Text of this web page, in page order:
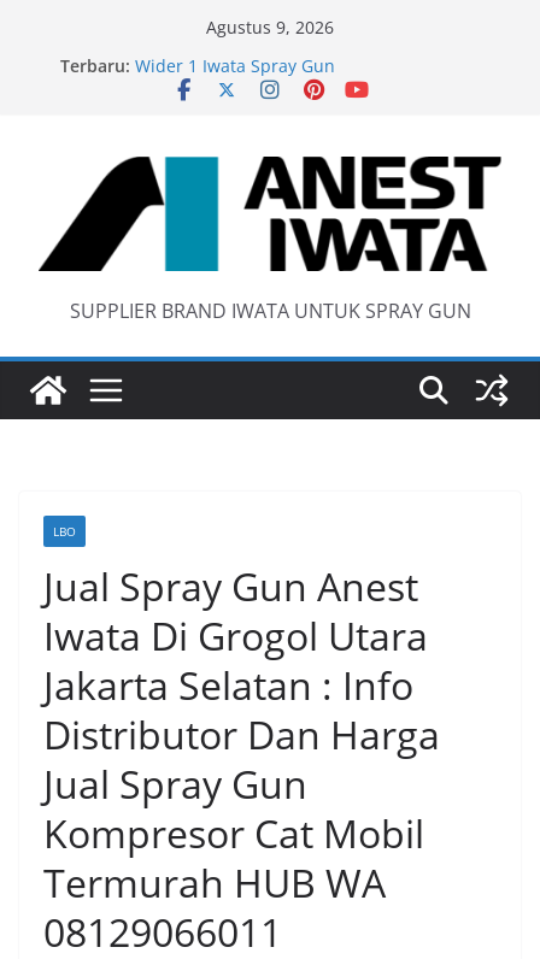
Agustus 9, 2026
Terbaru: Wider 1 Iwata Spray Gun
Anest Iwata W71 C Original
Iwata W 71 New Model ….Last generation…
SUPPLIER BRAND IWATA UNTUK SPRAY GUN
LBO
Jual Spray Gun Anest
Iwata Di Grogol Utara
Jakarta Selatan : Info
Distributor Dan Harga
Jual Spray Gun
Kompresor Cat Mobil
Termurah HUB WA
08129066011